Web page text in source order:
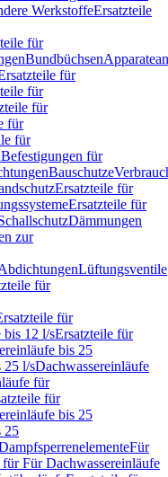
WerkstoffeErsatzteile
für
Bundbüchsen
für
für
für
für
für
Befestigungen für
Bauschutze
Ersatzteile für
Ersatzteile für
Dämmungen
zur
Lüftungsventile
für
für
bis 12 l/sErsatzteile für
bis 25
25 l/sDachwassereinläufe
für
für
bis 25
25
Für
für Für Dachwassereinläufe